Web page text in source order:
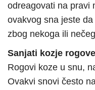
odreagovati na pravi
ovakvog sna jeste
zbog nekoga ili
Sanjati kozje rogove
Rogovi koze u snu,
Ovakvi snovi često